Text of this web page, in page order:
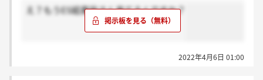
え？もうES結果皆さん来てるんですか？
2022年4月6日 01:00